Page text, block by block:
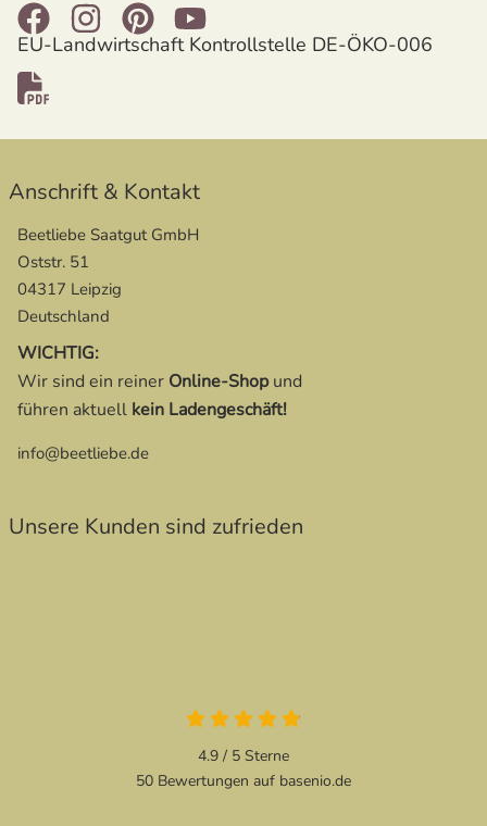
EU-Landwirtschaft Kontrollstelle DE-ÖKO-006
Anschrift & Kontakt
Beetliebe Saatgut GmbH
Oststr. 51
04317 Leipzig
Deutschland
WICHTIG:
Wir sind ein reiner Online-Shopund
führen aktuell kein Ladengeschäft!
info@beetliebe.de
Unsere Kunden sind zufrieden
4.9 / 5 Sterne
50 Bewertungen auf basenio.de